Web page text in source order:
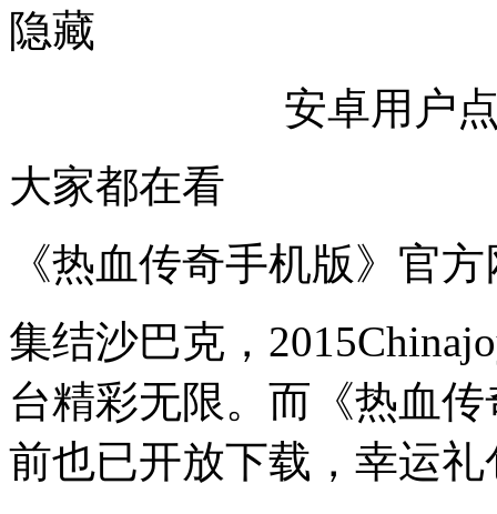
隐藏
安卓用户
大家都在看
《热血传奇手机版》官
集结沙巴克，
台精彩无限。而《热血
前也已开放下载，幸运